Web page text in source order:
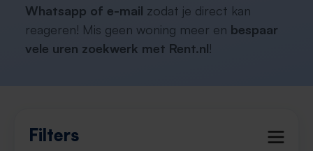
Whatsapp of e-mail zodat je direct kan
reageren! Mis geen woning meer en bespaar
vele uren zoekwerk met Rent.nl!
Filters